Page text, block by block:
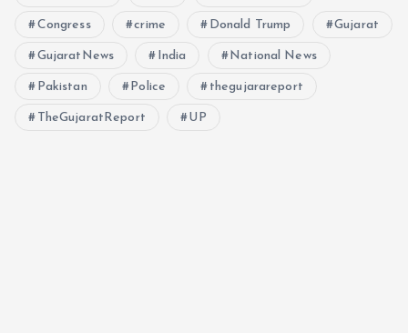
Congress crime Donald Trump Gujarat
GujaratNews India National News
Pakistan Police thegujarareport
TheGujaratReport UP